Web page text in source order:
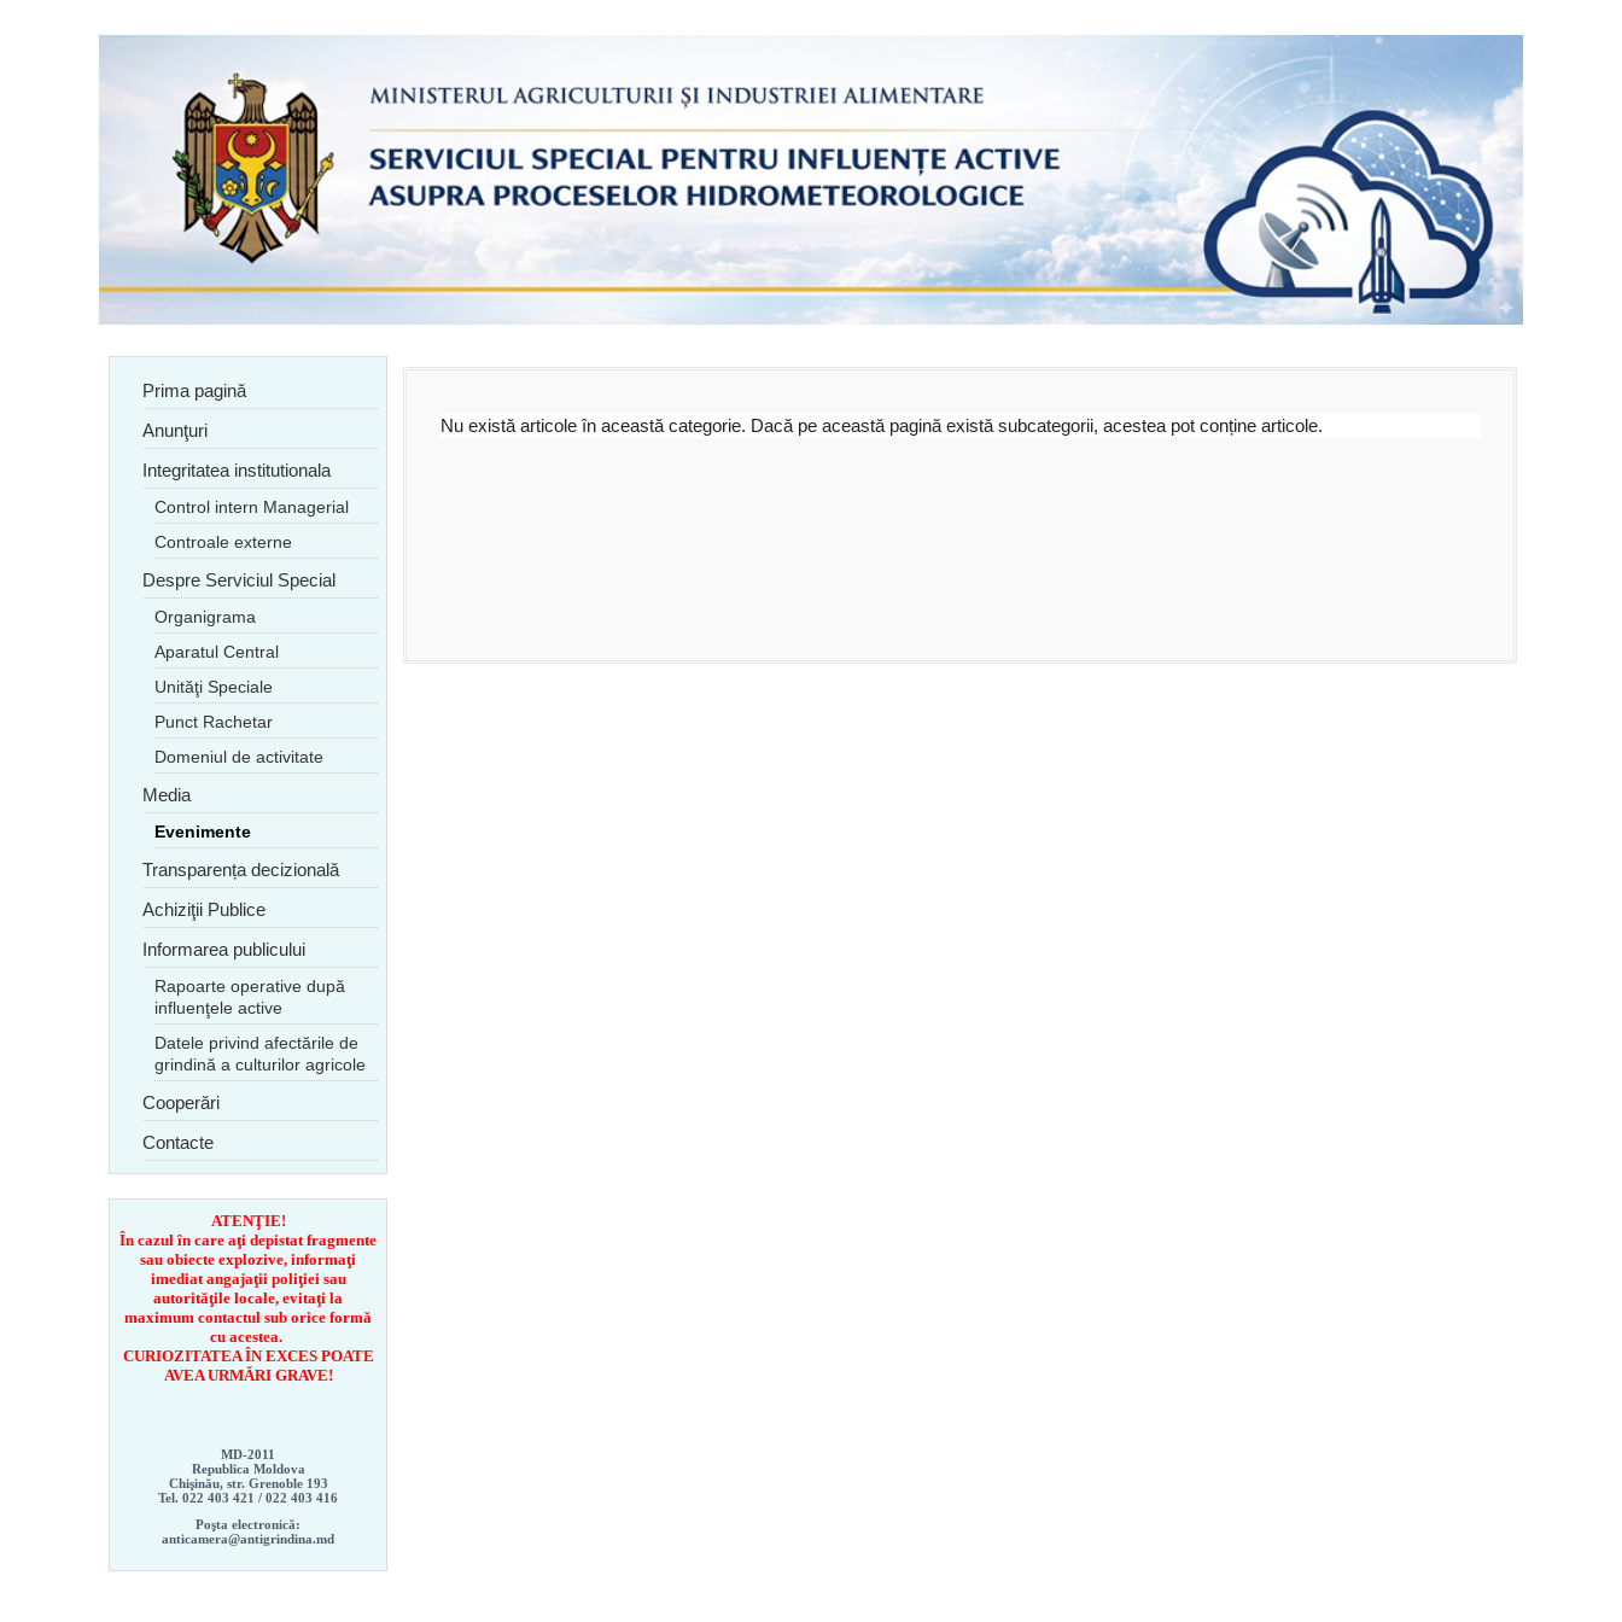
Prima pagină
Anunţuri
Integritatea institutionala
Control intern Managerial
Controale externe
Despre Serviciul Special
Organigrama
Aparatul Central
Unităţi Speciale
Punct Rachetar
Domeniul de activitate
Media
Evenimente
Transparența decizională
Achiziţii Publice
Informarea publicului
Rapoarte operative după
influenţele active
Datele privind afectările de
grindină a culturilor agricole
Cooperări
Contacte
ATENŢIE!
În cazul în care aţi depistat fragmente
sau obiecte explozive, informaţi
imediat angajaţii poliţiei sau
autorităţile locale, evitaţi la
maximum contactul sub orice formă
cu acestea.
CURIOZITATEA ÎN EXCES POATE
AVEA URMĂRI GRAVE!
MD-2011
Republica Moldova
Chişinău, str. Grenoble 193
Tel. 022 403 421 / 022 403 416
Poşta electronică:
anticamera@antigrindina.md
Nu există articole în această categorie. Dacă pe această pagină există subcategorii, acestea pot conține articole.